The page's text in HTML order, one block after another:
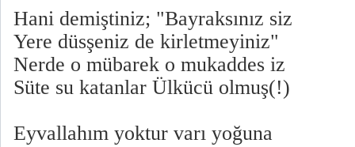
Hani demiştiniz; "Bayraksınız siz
Yere düsşeniz de kirletmeyiniz"
Nerde o mübarek o mukaddes iz
Süte su katanlar Ülkücü olmuş(!)
Eyvallahım yoktur varı yoğuna